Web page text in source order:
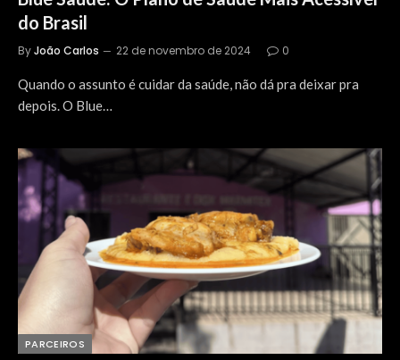
do Brasil
ByJoão Carlos 22 de novembro de 2024 0
Quando o assunto é cuidar da saúde, não dá pra deixar pra
depois. O Blue…
PARCEIROS